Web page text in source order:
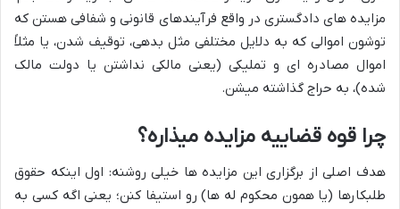
مزایده های دادگستری در واقع فرآیندهای قانونی و شفافی هستن که
توشون اموالی که به دلایل مختلفی مثل بدهی، توقیف شدن، یا مثلاً
اموال مصادره ای و تملیکی (یعنی مالکی نداشتن یا دولت مالک
شده)، به حراج گذاشته میشن.
چرا قوه قضاییه مزایده میذاره؟
هدف اصلی از برگزاری این مزایده ها خیلی روشنه: اول اینکه حقوق
طلبکارها (یا همون محکوم له ها) رو استیفا کنن؛ یعنی اگه کسی به